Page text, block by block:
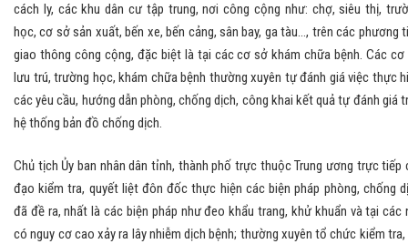
cách ly, các khu dân cư tập trung, nơi công cộng như: chợ, siêu thị,
học, cơ sở sản xuất, bến xe, bến cảng, sân bay, ga tàu..., trên các phương
giao thông công cộng, đặc biệt là tại các cơ sở khám chữa bệnh. Các
lưu trú, trường học, khám chữa bệnh thường xuyên tự đánh giá việc thực
các yêu cầu, hướng dẫn phòng, chống dịch, công khai kết quả tự đánh giá
hệ thống bản đồ chống dịch.
Chủ tịch Ủy ban nhân dân tỉnh, thành phố trực thuộc Trung ương trực tiếp
đạo kiểm tra, quyết liệt đôn đốc thực hiện các biện pháp phòng, chống
đã đề ra, nhất là các biện pháp như đeo khẩu trang, khử khuẩn và tại các
có nguy cơ cao xảy ra lây nhiễm dịch bệnh; thường xuyên tổ chức kiểm